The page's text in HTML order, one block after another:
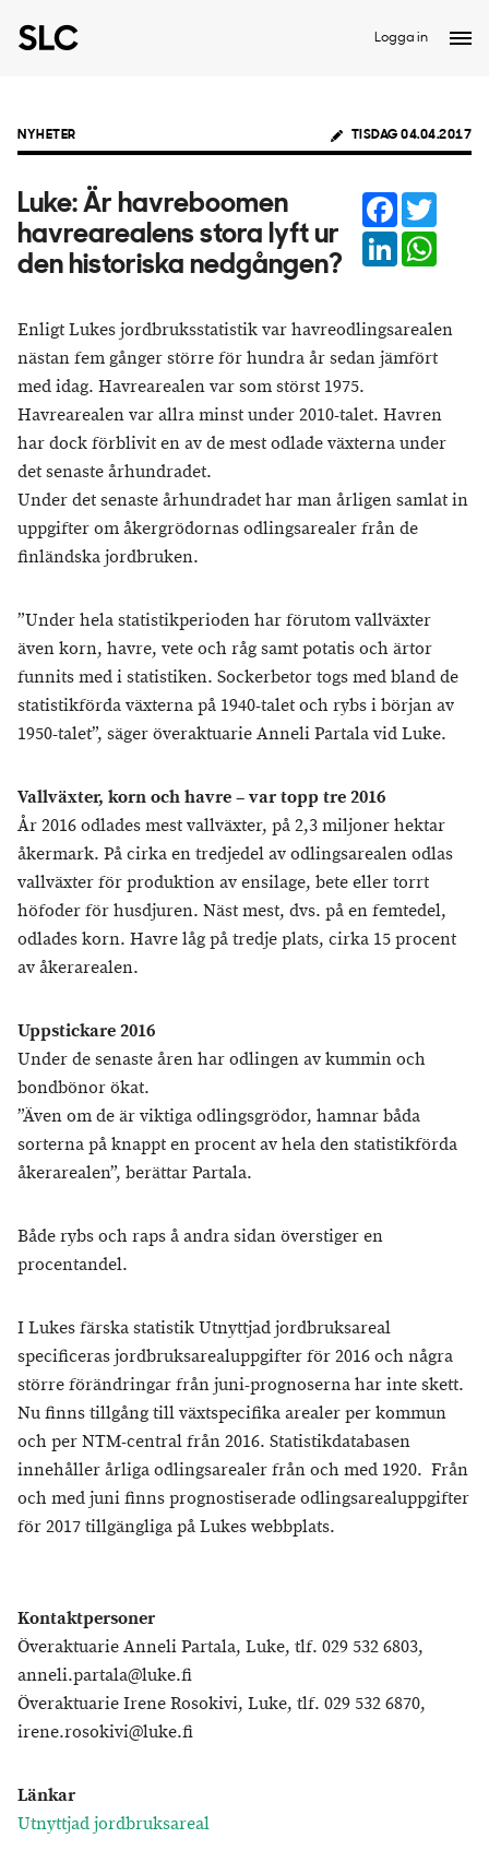
Logga in
NYHETER TISDAG 04.04.2017
Luke: Är havreboomen
havrearealens stora lyft ur
den historiska nedgången?
Facebook
LinkedIn
Enligt Lukes jordbruksstatistik var havreodlingsarealen
nästan fem gånger större för hundra år sedan jämfört
med idag. Havrearealen var som störst 1975.
Havrearealen var allra minst under 2010-talet. Havren
har dock förblivit en av de mest odlade växterna under
det senaste århundradet.
Under det senaste århundradet har man årligen samlat in
uppgifter om åkergrödornas odlingsarealer från de
finländska jordbruken.
”Under hela statistikperioden har förutom vallväxter
även korn, havre, vete och råg samt potatis och ärtor
funnits med i statistiken. Sockerbetor togs med bland de
statistikförda växterna på 1940-talet och rybs i början av
1950-talet”, säger överaktuarie Anneli Partala vid Luke.
Vallväxter, korn och havre – var topp tre 2016
År 2016 odlades mest vallväxter, på 2,3 miljoner hektar
åkermark. På cirka en tredjedel av odlingsarealen odlas
vallväxter för produktion av ensilage, bete eller torrt
höfoder för husdjuren. Näst mest, dvs. på en femtedel,
odlades korn. Havre låg på tredje plats, cirka 15 procent
av åkerarealen.
Uppstickare 2016
Under de senaste åren har odlingen av kummin och
bondbönor ökat.
”Även om de är viktiga odlingsgrödor, hamnar båda
sorterna på knappt en procent av hela den statistikförda
åkerarealen”, berättar Partala.
Både rybs och raps å andra sidan överstiger en
procentandel.
I Lukes färska statistik Utnyttjad jordbruksareal
specificeras jordbruksarealuppgifter för 2016 och några
större förändringar från juni-prognoserna har inte skett.
Nu finns tillgång till växtspecifika arealer per kommun
och per NTM-central från 2016. Statistikdatabasen
innehåller årliga odlingsarealer från och med 1920. Från
och med juni finns prognostiserade odlingsarealuppgifter
för 2017 tillgängliga på Lukes webbplats.
Kontaktpersoner
Överaktuarie Anneli Partala, Luke, tlf. 029 532 6803,
anneli.partala@luke.fi
Överaktuarie Irene Rosokivi, Luke, tlf. 029 532 6870,
irene.rosokivi@luke.fi
Länkar
Utnyttjad jordbruksareal